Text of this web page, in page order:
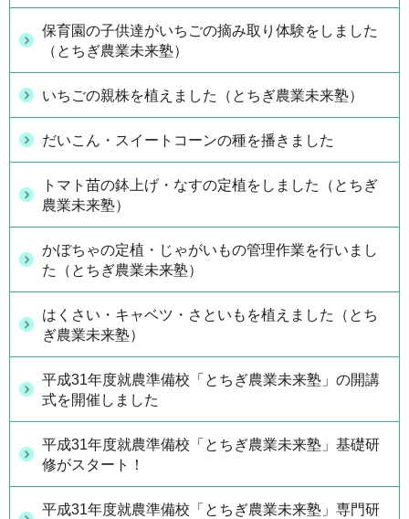
保育園の子供達がいちごの摘み取り体験をしました
（とちぎ農業未来塾）
いちごの親株を植えました（とちぎ農業未来塾）
だいこん・スイートコーンの種を播きました
トマト苗の鉢上げ・なすの定植をしました（とちぎ
農業未来塾）
かぼちゃの定植・じゃがいもの管理作業を行いまし
た（とちぎ農業未来塾）
はくさい・キャベツ・さといもを植えました（とち
ぎ農業未来塾）
平成31年度就農準備校「とちぎ農業未来塾」の開講
式を開催しました
平成31年度就農準備校「とちぎ農業未来塾」基礎研
修がスタート！
平成31年度就農準備校「とちぎ農業未来塾」専門研